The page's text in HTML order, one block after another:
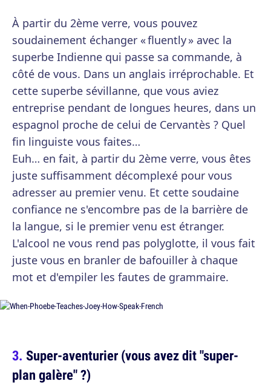
À partir du 2ème verre, vous pouvez
soudainement échanger « fluently » avec la
superbe Indienne qui passe sa commande, à
côté de vous. Dans un anglais irréprochable. Et
cette superbe sévillanne, que vous aviez
entreprise pendant de longues heures, dans un
espagnol proche de celui de Cervantès ? Quel
fin linguiste vous faites…
Euh… en fait, à partir du 2ème verre, vous êtes
juste suffisamment décomplexé pour vous
adresser au premier venu. Et cette soudaine
confiance ne s'encombre pas de la barrière de
la langue, si le premier venu est étranger.
L'alcool ne vous rend pas polyglotte, il vous fait
juste vous en branler de bafouiller à chaque
mot et d'empiler les fautes de grammaire.
Super-aventurier (vous avez dit "super-
plan galère" ?)